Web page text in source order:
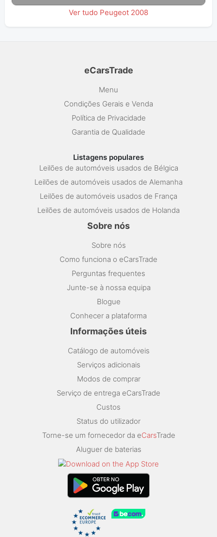
Ver tudo Peugeot 2008
eCarsTrade
Menu
Condições Gerais e Venda
Política de Privacidade
Garantia de Qualidade
Listagens populares
Leilões de automóveis usados de Bélgica
Leilões de automóveis usados de Alemanha
Leilões de automóveis usados de França
Leilões de automóveis usados de Holanda
Sobre nós
Sobre nós
Como funciona o eCarsTrade
Perguntas frequentes
Junte-se à nossa equipa
Blogue
Conhecer a plataforma
Informações úteis
Catálogo de automóveis
Serviços adicionais
Modos de comprar
Serviço de entrega eCarsTrade
Custos
Status do utilizador
Torne-se um fornecedor da eCarsTrade
Aluguer de baterias